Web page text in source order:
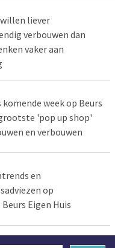
liever
verbouwen dan
vaker aan
week op Beurs
'pop up shop'
en verbouwen
en
op
Eigen Huis